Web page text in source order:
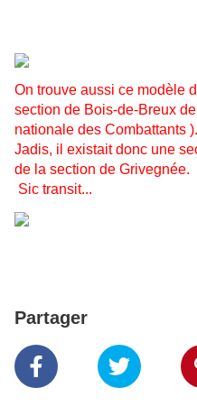
On trouve aussi ce modèle
section de Bois-de-Breux
nationale des Combattants ).
Jadis, il existait donc une
de la section de Grivegnée.
Sic transit...
Partager